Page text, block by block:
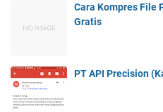
Cara Kompres File
Gratis
PT API Precision